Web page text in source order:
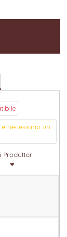
necessario un
Produttori